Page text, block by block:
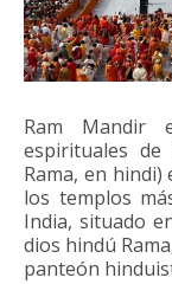
Ram Mandir
espirituales
Rama, en
los templos
India, situado
dios hindú
panteón